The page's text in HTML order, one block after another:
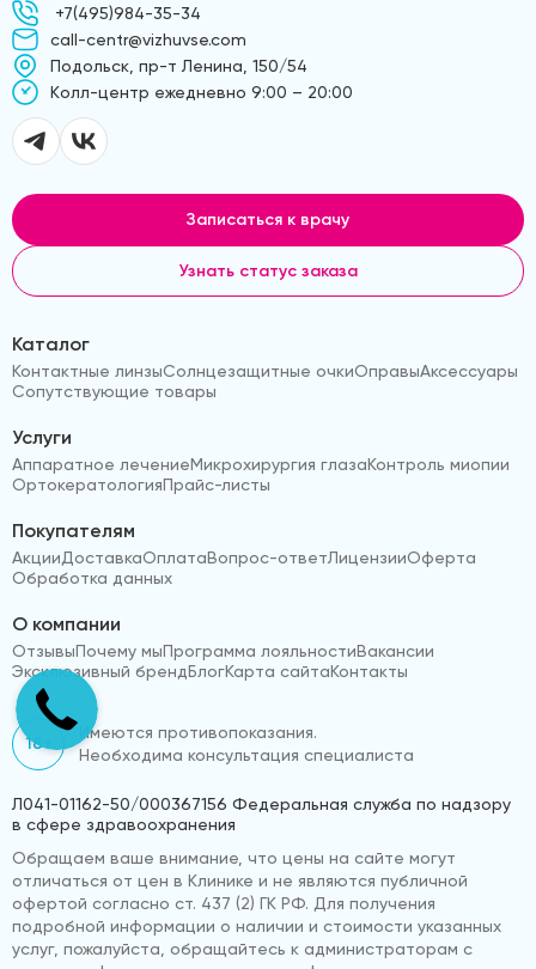
+7(495)984-35-34
call-centr@vizhuvse.com
Подольск, пр-т Ленина, 150/54
Kолл-центр ежедневно 9:00 – 20:00
Записаться к врачу
Узнать статус заказа
Каталог
Контактные линзыСолнцезащитные очкиОправыАксессуары
Сопутствующие товары
Услуги
Аппаратное лечениеМикрохирургия глазаКонтроль миопии
ОртокератологияПрайс-листы
Покупателям
АкцииДоставкаОплатаВопрос-ответЛицензииОферта
Обработка данных
О компании
ОтзывыПочему мыПрограмма лояльностиВакансии
Эксклюзивный брендБлогКарта сайтаКонтакты
18+
Имеются противопоказания.
Необходима консультация специалиста
Л041-01162-50/000367156 Федеральная служба по надзору
в сфере здравоохранения
Обращаем ваше внимание, что цены на сайте могут
отличаться от цен в Клинике и не являются публичной
офертой согласно ст. 437 (2) ГК РФ. Для получения
подробной информации о наличии и стоимости указанных
услуг, пожалуйста, обращайтесь к администраторам с